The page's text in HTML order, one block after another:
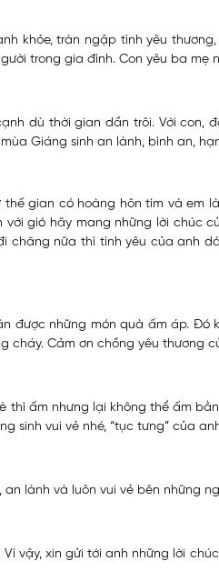
khỏe, tràn ngập tình yêu
trong gia đình. Con yêu ba mẹ
dù thời gian dần trôi. Với con,
Giáng sinh an lành, bình an,
thế gian có hoàng hôn tím và
gió hãy mang những lời chúc
chăng nữa thì tình yêu của anh
được những món quà ấm áp. Đó
cháy. Cảm ơn chồng yêu thương
thì ấm nhưng lại không thể ấm
sinh vui vẻ nhé, “tục tưng” của
lành và luôn vui vẻ bên những
vậy, xin gửi tới anh những lời